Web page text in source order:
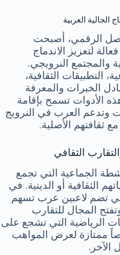
الجالية العربية
الرقمي، أصبحت
لتعزيز الاندماج
والمجتمع النرويجي.
التطبيقات الثقافية،
الخبرات والمعرفة
الأدوات تسمح بإقامة
وتدعم العرب في النرويج
ثقافتهم الأصلية.
الثقافي
الجماعية التي تجمع
الثقافية أو الدينية. في
تضم لاعبين عرب تسهم
المجال للتقارب
الرياضية التي تشجع على
ممتازة لعرض المواهب
الآخر.